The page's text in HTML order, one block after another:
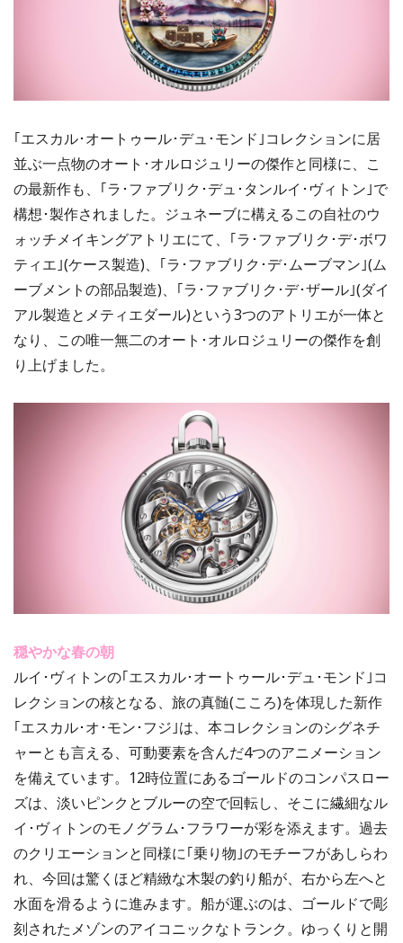
｢エスカル･オートゥール･デュ･モンド｣コレクションに居
並ぶ一点物のオート･オルロジュリーの傑作と同様に、こ
の最新作も、｢ラ･ファブリク･デュ･タンルイ･ヴィトン｣で
構想･製作されました。ジュネーブに構えるこの自社のウ
ォッチメイキングアトリエにて、｢ラ･ファブリク･デ･ボワ
ティエ｣(ケース製造)、｢ラ･ファブリク･デ･ムーブマン｣(ム
ーブメントの部品製造)、｢ラ･ファブリク･デ･ザール｣(ダイ
アル製造とメティエダール)という3つのアトリエが一体と
なり、この唯一無二のオート･オルロジュリーの傑作を創
り上げました。
穏やかな春の朝
ルイ･ヴィトンの｢エスカル･オートゥール･デュ･モンド｣コ
レクションの核となる、旅の真髄(こころ)を体現した新作
｢エスカル･オ･モン･フジ｣は、本コレクションのシグネチ
ャーとも言える、可動要素を含んだ4つのアニメーション
を備えています。12時位置にあるゴールドのコンパスロー
ズは、淡いピンクとブルーの空で回転し、そこに繊細なル
イ･ヴィトンのモノグラム･フラワーが彩を添えます。過去
のクリエーションと同様に｢乗り物｣のモチーフがあしらわ
れ、今回は驚くほど精緻な木製の釣り船が、右から左へと
水面を滑るように進みます。船が運ぶのは、ゴールドで彫
刻されたメゾンのアイコニックなトランク。ゆっくりと開